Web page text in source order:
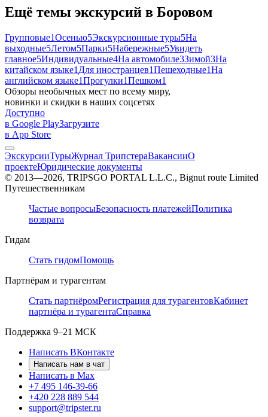
Ещё темы экскурсий в Боровом
Групповые1Осенью5Экскурсионные туры5На
выходные5Летом5Парки5Набережные5Увидеть
главное5Индивидуальные4На автомобиле3Зимой3На
китайском языке1 Для иностранцев1Пешеходные1На
английском языке1Прогулки1Пешком1
Обзоры необычных мест по всему миру,
новинки и скидки в наших соцсетях
Доступно
в Google PlayЗагрузите
в App Store
ЭкскурсииТурыЖурнал ТрипстераВакансииО
проектеЮридические документы
© 2013—2026, TRIPSGO PORTAL L.L.C., Bignut route Limited
Путешественникам
Частые вопросыБезопасность платежейПолитика
возврата
Гидам
Стать гидомПомощь
Партнёрам и турагентам
Стать партнёромРегистрация для турагентовКабинет
партнёра и турагентаСправка
Поддержка 9–21 МСК
Написать ВКонтакте
Написать нам в чат
Написать в Max
+7 495 146-39-66
+420 228 889 544
support@tripster.ru